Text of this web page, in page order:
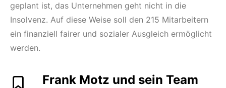
geplant ist, das Unternehmen geht nicht in die
Insolvenz. Auf diese Weise soll den 215 Mitarbeitern
ein finanziell fairer und sozialer Ausgleich ermöglicht
werden.
Frank Motz und sein Team